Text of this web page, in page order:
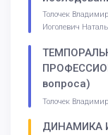
Толочек
Иоголевич
вопроса)
Толочек
ДИНАМИКА